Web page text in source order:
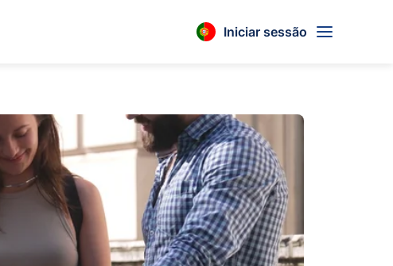
Iniciar sessão